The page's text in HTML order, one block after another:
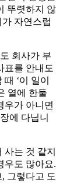
뚜렷하지 않
자연스럽
회사가 부
표를 안내도
‘이 일이
열에 한둘
우가 아니면
에 다닙니
는 것 같지
우도 많아요.
그렇다고 도